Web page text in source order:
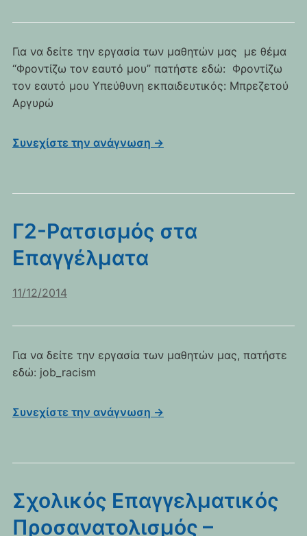
Για να δείτε την εργασία των μαθητών μας με θέμα
“Φροντίζω τον εαυτό μου” πατήστε εδώ: Φροντίζω
τον εαυτό μου Υπεύθυνη εκπαιδευτικός: Μπρεζετού
Αργυρώ
Συνεχίστε την ανάγνωση →
Γ2-Ρατσισμός στα
Επαγγέλματα
11/12/2014
Για να δείτε την εργασία των μαθητών μας, πατήστε
εδώ: job_racism
Συνεχίστε την ανάγνωση →
Σχολικός Επαγγελματικός
Προσανατολισμός –